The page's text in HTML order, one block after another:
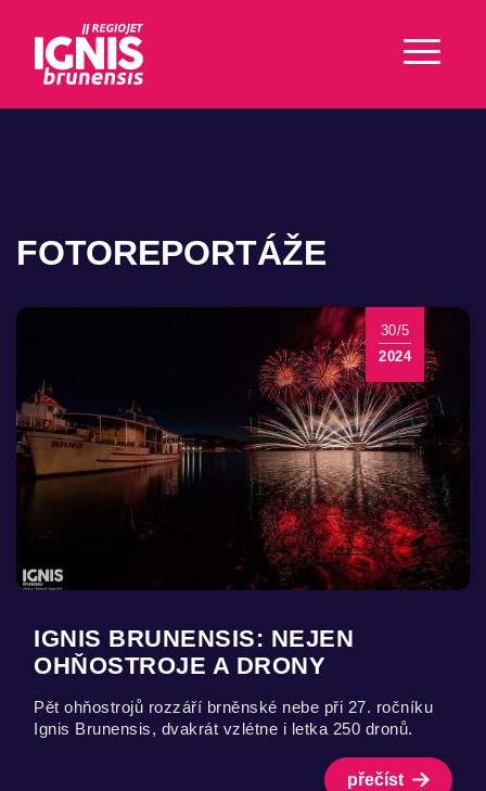
FOTOREPORTÁŽE
30/5
2024
IGNIS BRUNENSIS: NEJEN
OHŇOSTROJE A DRONY
Pět ohňostrojů rozzáří brněnské nebe při 27. ročníku
Ignis Brunensis, dvakrát vzlétne i letka 250 dronů.
přečíst